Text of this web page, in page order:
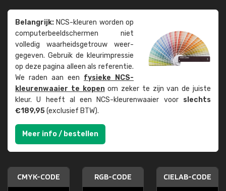
Belangrijk: NCS-kleuren worden op
computer­beeld­schermen niet
volledig waarheids­­getrouw weer­
gegeven. Gebruik de kleur­impressie
op deze pagina alleen als referentie.
We raden aan een fysieke NCS-
kleuren­waaier te kopenom zeker te zijn van de juiste
kleur. U heeft al een NCS-kleuren­waaier voor slechts
€189,95(exclusief BTW).
Meer info / bestellen
CMYK-CODE RGB-CODE CIELAB-CODE